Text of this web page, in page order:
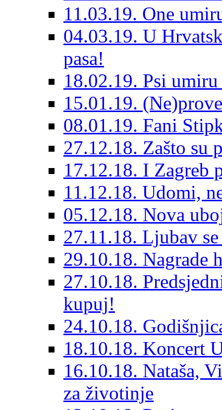
11.03.19. One
04.03.19. U
pasa!
18.02.19. Psi
15.01.19.
08.01.19. Fani
27.12.18. Zašto su
17.12.18. I Zagreb
11.12.18. Udomi,
05.12.18. Nova
27.11.18. Ljubav
29.10.18. Nagrade
27.10.18.
kupuj!
24.10.18.
18.10.18. Koncert
16.10.18. Nataša,
za životinje